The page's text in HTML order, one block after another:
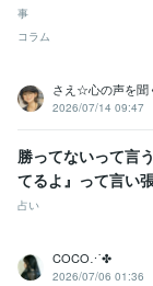
事
コラム
さえ☆心の声を聞
2026/07/14 09:47
勝ってないって言
てるよ』って言い
占い
COCO⋰✤
2026/07/06 01:36